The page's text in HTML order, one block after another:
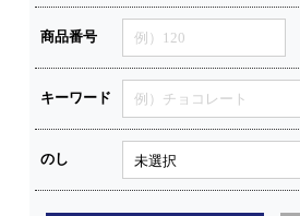
商品番号
キーワード
のし